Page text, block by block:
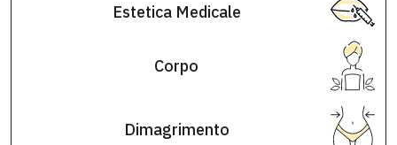
Estetica Medicale
Corpo
Dimagrimento